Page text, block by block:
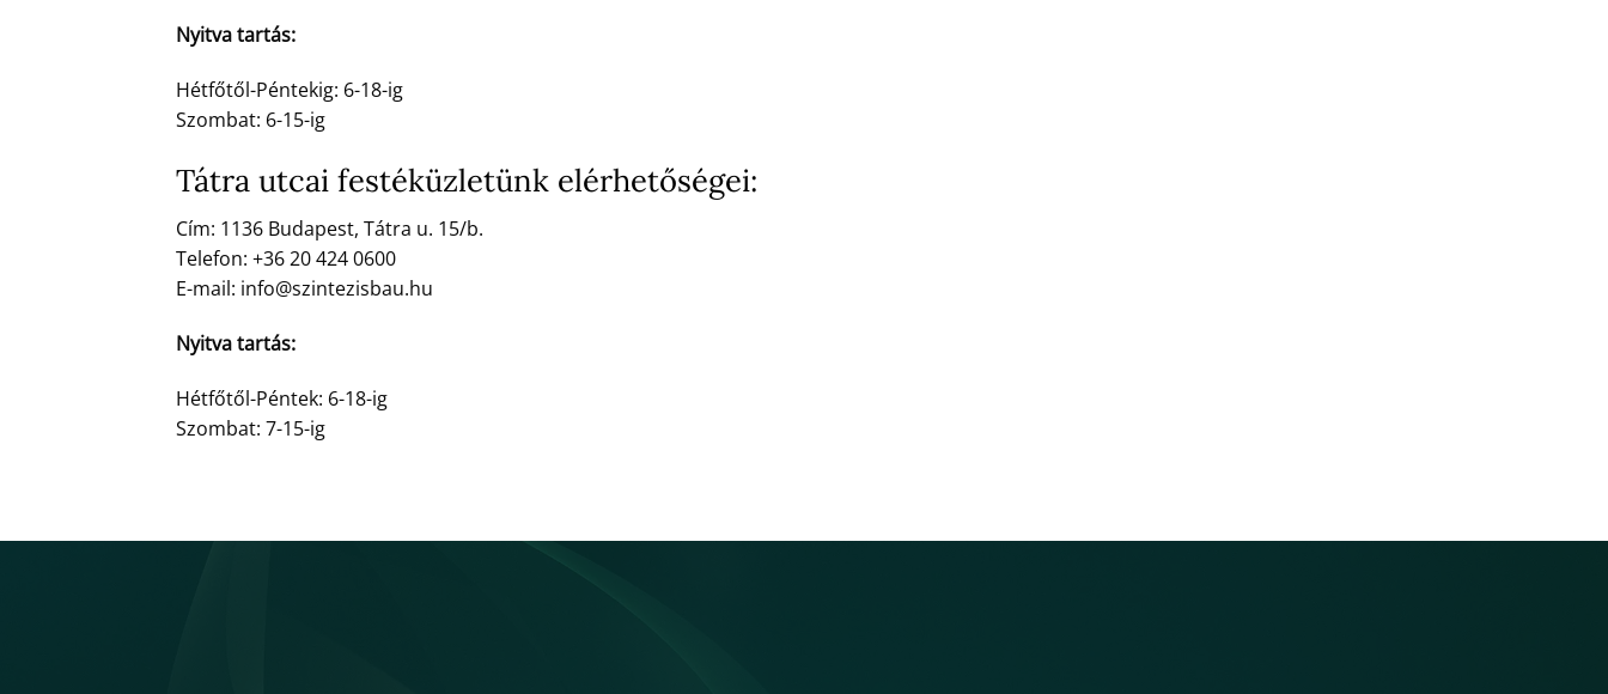
Nyitva tartás:
Hétfőtől-Péntekig: 6-18-ig
Szombat: 6-15-ig
Tátra utcai festéküzletünk elérhetőségei:
Cím: 1136 Budapest, Tátra u. 15/b.
Telefon: +36 20 424 0600
E-mail: info@szintezisbau.hu
Nyitva tartás:
Hétfőtől-Péntek: 6-18-ig
Szombat: 7-15-ig